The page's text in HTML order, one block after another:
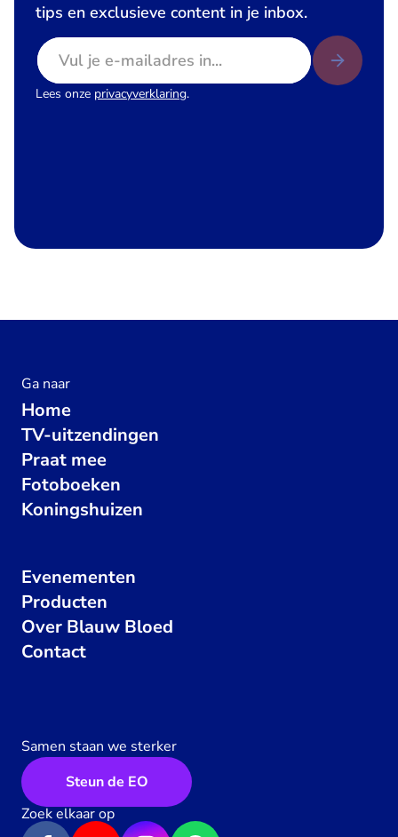
tips en exclusieve content in je inbox.
E-mailadres
Lees onze privacyverklaring.
Ga naar
Home
TV-uitzendingen
Praat mee
Fotoboeken
Koningshuizen
Evenementen
Producten
Over Blauw Bloed
Contact
Samen staan we sterker
Steun de EO
Zoek elkaar op